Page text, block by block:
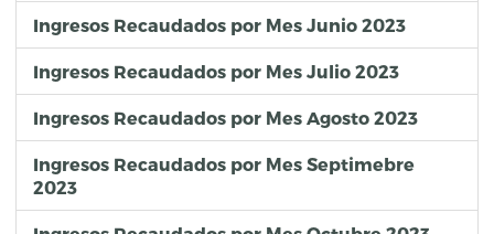
Ingresos Recaudados por Mes Junio 2023
Ingresos Recaudados por Mes Julio 2023
Ingresos Recaudados por Mes Agosto 2023
Ingresos Recaudados por Mes Septimebre
2023